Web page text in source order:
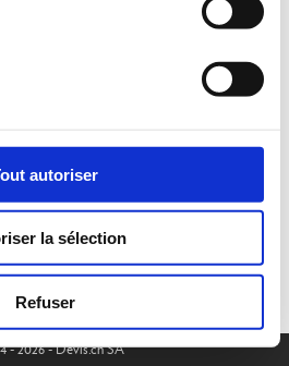
autoriser
la sélection
Refuser
- 2026 - Devis.ch SA